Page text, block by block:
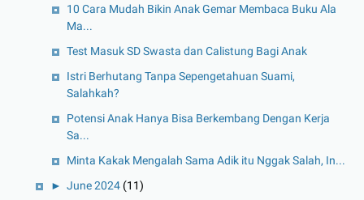
10 Cara Mudah Bikin Anak Gemar Membaca Buku Ala
Ma...
Test Masuk SD Swasta dan Calistung Bagi Anak
Istri Berhutang Tanpa Sepengetahuan Suami,
Salahkah?
Potensi Anak Hanya Bisa Berkembang Dengan Kerja
Sa...
Minta Kakak Mengalah Sama Adik itu Nggak Salah, In...
► June 2024 (11)